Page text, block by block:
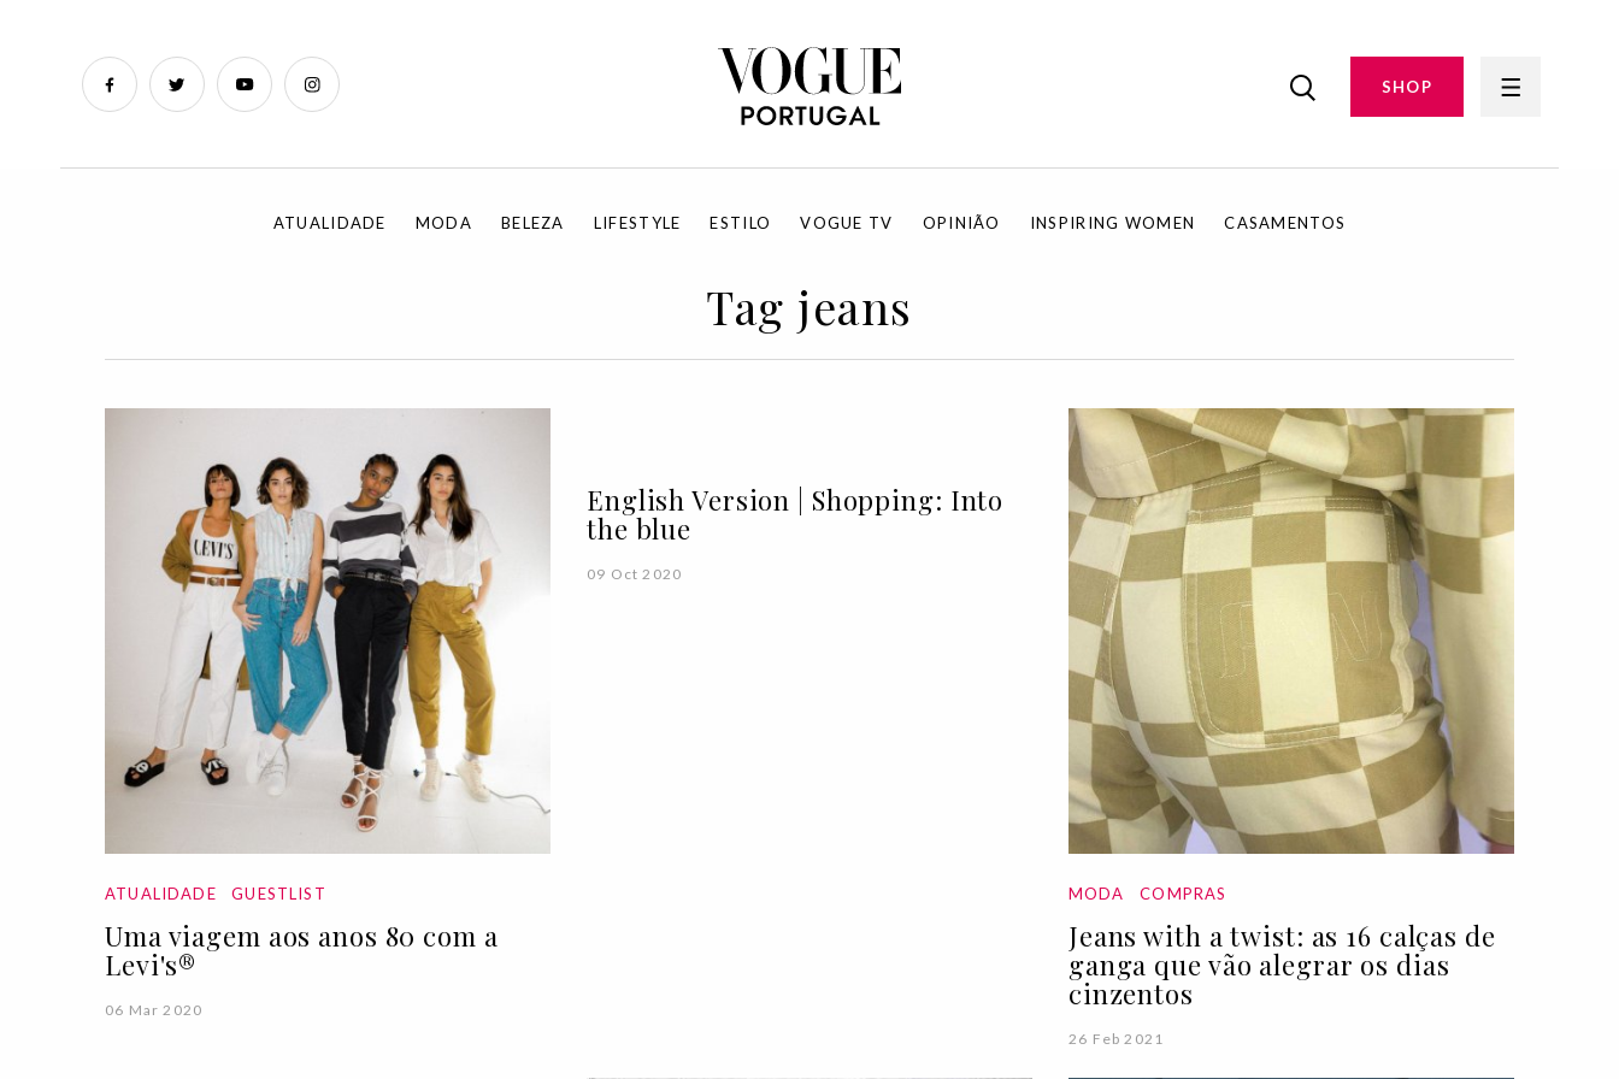
SHOP
ATUALIDADE MODA BELEZA LIFESTYLE ESTILO VOGUE TV OPINIÃO INSPIRING WOMEN CASAMENTOS
Tag jeans
ATUALIDADE GUESTLIST
Uma viagem aos anos 80 com a
Levi's®
06 Mar 2020
English Version | Shopping: Into
the blue
09 Oct 2020
MODA COMPRAS
Jeans with a twist: as 16 calças de
ganga que vão alegrar os dias
cinzentos
26 Feb 2021